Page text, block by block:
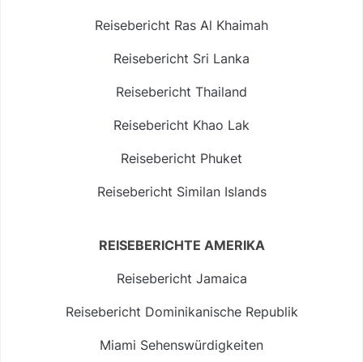
Reisebericht Ras Al Khaimah
Reisebericht Sri Lanka
Reisebericht Thailand
Reisebericht Khao Lak
Reisebericht Phuket
Reisebericht Similan Islands
REISEBERICHTE AMERIKA
Reisebericht Jamaica
Reisebericht Dominikanische Republik
Miami Sehenswürdigkeiten